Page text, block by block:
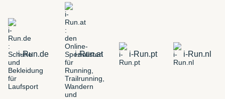
i-Run.de i-Run.at i-Run.pt i-Run.nl